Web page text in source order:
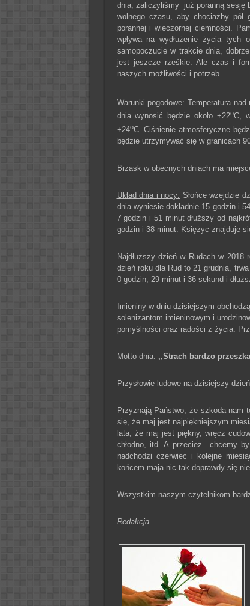
dnia, zaliczyliśmy już poranną sesję
wolnego czasu, aby chociażby pół
porannej i wieczornej ciemności.
wpływa na wydłużenie życia
samopoczucie w trakcie dnia,
jest jeszcze rześkie. Ale czas i
naszych możliwości i potrzeb.
Warunki pogodowe: Temperatura nad
dnia wynosić będzie około +22oC,
+24oC. Ciśnienie atmosferyczne
będzie utrzymywać się w granicach
Brzask w obecnych dniach ma
Układ dnia i nocy: Słońce wzejdzie
dnia wyniesie dokładnie 15 godzin i
7 godzin i 51 minut dłuższy od
godzin i 38 minut. Księżyc znajduje
Najdłuższy dzień w Rudach w
dzień roku dla Rud to 21 grudnia,
0 godzin, 29 minut i 36 sekund i
Imieniny w dniu dzisiejszym
solenizantom imieninowym i
pomyślności oraz radości z życia.
Motto dnia: ,,Strach bardzo
Przysłowie ludowe na dzisiejszy
Przyznają Państwo, że szkoda nam
się, że maj jest najpiękniejszym
lata, że maj jest piękny, wręcz
chłodno, itd. A przecież chcemy
nadchodzi czerwiec i kolejne
końcem maja nic tak doprawdy się
Wszystkim naszym czytelnikom
Redakcja